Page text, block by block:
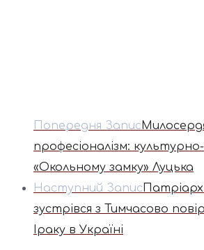
Попередня Запис
професіоналізм:
«Окольному замку» Луцька
Наступний Запис
зустрівся з Тимчасово
Іраку в Україні